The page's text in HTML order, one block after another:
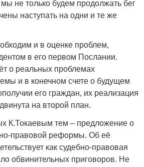
не только будем продолжать бег
наступать на одни и те же
и в оценке проблем,
в его первом Послании.
о реальных проблемах
и в конечном счете о будущем
его граждан, их реализация
на второй план.
К.Токаевым тем – предложение о
правовой реформы. Об её
как судебно-правовая
обвинительных приговоров. Не